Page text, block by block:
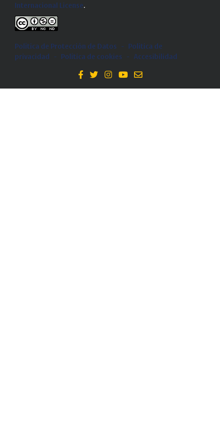
Internacional License.
Política de Protección de Datos -
Politica de
privacidad
- Política de cookies - Accesibilidad